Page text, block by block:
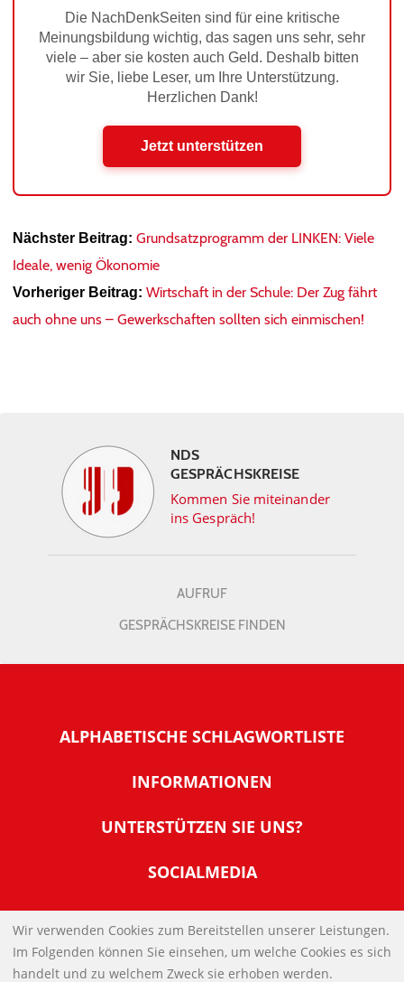
Die NachDenkSeiten sind für eine kritische
Meinungsbildung wichtig, das sagen uns sehr, sehr
viele – aber sie kosten auch Geld. Deshalb bitten
wir Sie, liebe Leser, um Ihre Unterstützung.
Herzlichen Dank!
Jetzt unterstützen
Nächster Beitrag: Grundsatzprogramm der LINKEN: Viele
Ideale, wenig Ökonomie
Vorheriger Beitrag: Wirtschaft in der Schule: Der Zug fährt
auch ohne uns – Gewerkschaften sollten sich einmischen!
NDS
GESPRÄCHSKREISE
Kommen Sie miteinander
ins Gespräch!
AUFRUF
GESPRÄCHSKREISE FINDEN
ALPHABETISCHE SCHLAGWORTLISTE
INFORMATIONEN
Warum NachDenkSeiten
Tipps zur Nutzung der NachDenkSeiten
Banner und E-Mail-Signaturen
Links
Kontakt
UNTERSTÜTZEN SIE UNS?
Werden Sie Fördermitglied
Spenden Sie Online
SOCIALMEDIA
IMPRESSUM
DATENSCHUTZERKLÄRUNG
Wir verwenden Cookies zum Bereitstellen unserer Leistungen.
Im Folgenden können Sie einsehen, um welche Cookies es sich
handelt und zu welchem Zweck sie erhoben werden.